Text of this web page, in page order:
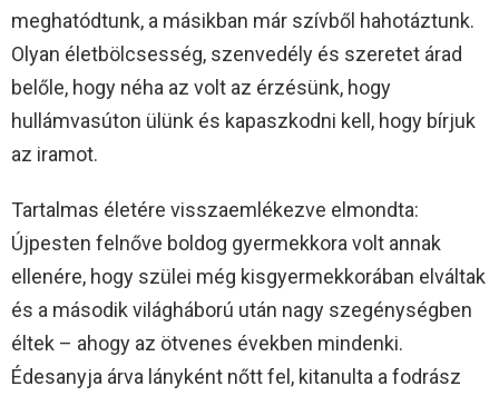
meghatódtunk, a másikban már szívből hahotáztunk.
Olyan életbölcsesség, szenvedély és szeretet árad
belőle, hogy néha az volt az érzésünk, hogy
hullámvasúton ülünk és kapaszkodni kell, hogy bírjuk
az iramot.
Tartalmas életére visszaemlékezve elmondta:
Újpesten felnőve boldog gyermekkora volt annak
ellenére, hogy szülei még kisgyermekkorában elváltak
és a második világháború után nagy szegénységben
éltek – ahogy az ötvenes években mindenki.
Édesanyja árva lányként nőtt fel, kitanulta a fodrász